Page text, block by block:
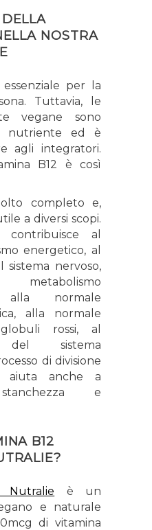
NOSTRA
per la
Tuttavia, le
vegane sono
nutriente ed è
agli integratori.
B12 è così
completo e,
a diversi scopi.
contribuisce al
energetico, al
nervoso,
alla normale
alla normale
rossi, al
del sistema
di divisione
aiuta anche a
e
B12
Nutralie è un
e naturale
di vitamina